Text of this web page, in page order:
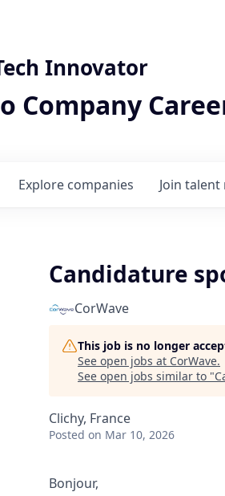
Innovator
Company
Explore companies Join
Candidature
CorWave
This job is no longer
See open jobs at CorWave.
See open jobs similar to "
Clichy, France
Posted on Mar 10, 2026
Bonjour,